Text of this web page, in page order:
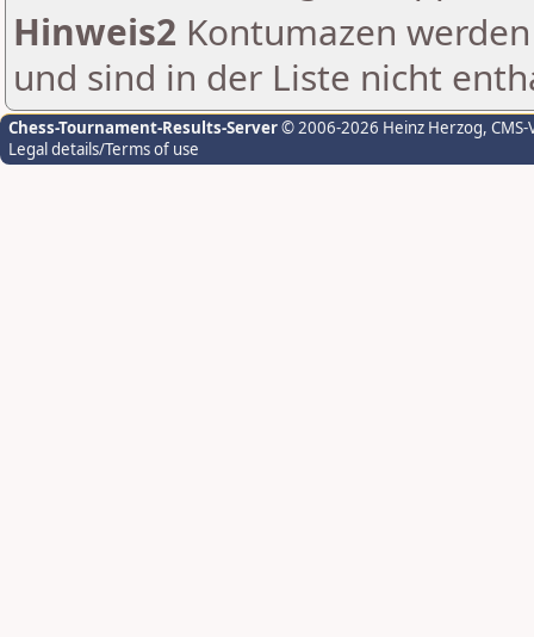
Hinweis2 Kontumazen
und sind in der Liste nicht
Chess-Tournament-Results-Server© 2006-2026 Heinz Herzog,
Legal details/Terms of use